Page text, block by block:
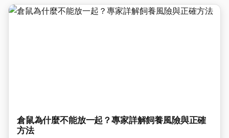
倉鼠為什麼不能放一起？專家詳解飼養風險與正確
方法